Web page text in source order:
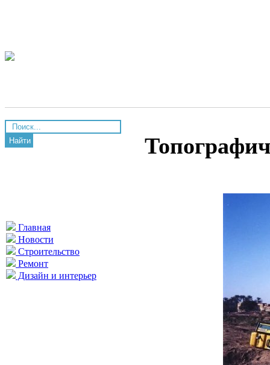
Найти
Главная
Новости
Строительство
Ремонт
Дизайн и интерьер